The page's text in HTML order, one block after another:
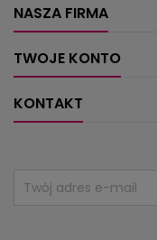
NASZA FIRMA
TWOJE KONTO
KONTAKT